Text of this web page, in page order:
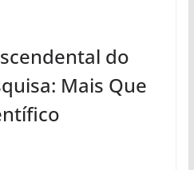
do
Mais Que